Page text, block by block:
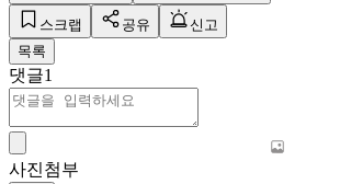
스크랩 공유
신고
목록
댓글1
사진첨부